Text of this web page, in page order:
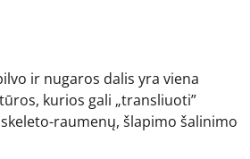
ir nugaros dalis yra viena
kurios gali „transliuoti”
raumenų, šlapimo šalinimo